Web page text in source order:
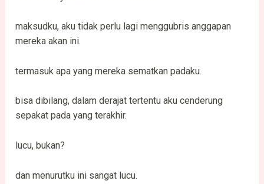
maksudku, aku tidak perlu lagi menggubris anggapan
mereka akan ini.
termasuk apa yang mereka sematkan padaku.
bisa dibilang, dalam derajat tertentu aku cenderung
sepakat pada yang terakhir.
lucu, bukan?
dan menurutku ini sangat lucu.